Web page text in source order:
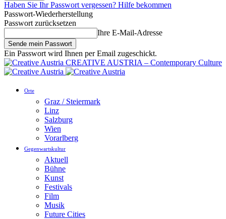
Haben Sie Ihr Passwort vergessen? Hilfe bekommen
Passwort-Wiederherstellung
Passwort zurücksetzen
Ihre E-Mail-Adresse
Ein Passwort wird Ihnen per Email zugeschickt.
CREATIVE AUSTRIA – Contemporary Culture
Orte
Graz / Steiermark
Linz
Salzburg
Wien
Vorarlberg
Gegenwartskultur
Aktuell
Bühne
Kunst
Festivals
Film
Musik
Future Cities